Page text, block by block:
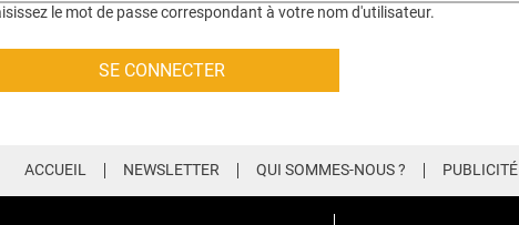
le mot de passe correspondant à votre nom d'utilisateur.
ACCUEIL NEWSLETTER QUI SOMMES-NOUS ? PUBLICITÉ